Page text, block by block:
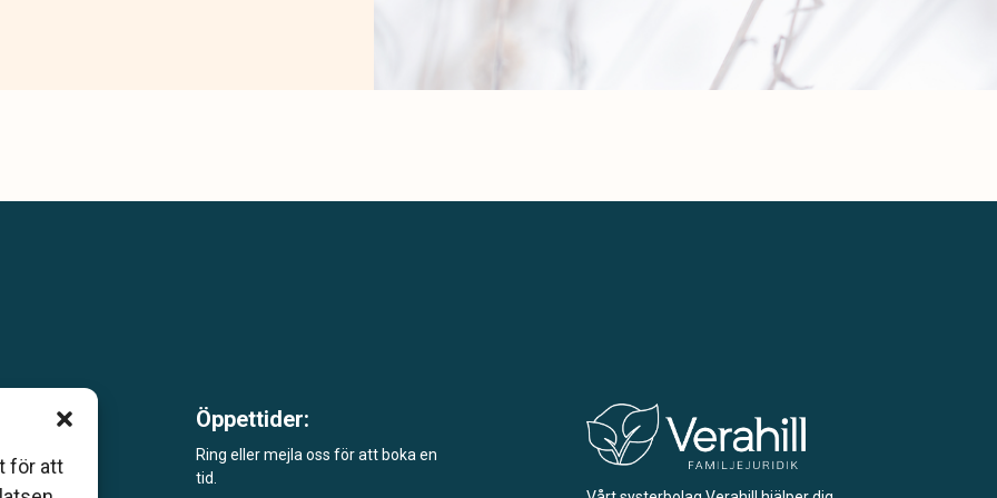
för att
Öppettider:
Ring eller mejla oss för att boka en
tid.